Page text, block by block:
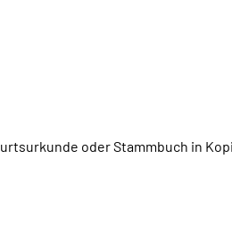
oder Stammbuch in